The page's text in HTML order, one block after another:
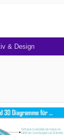
& Design